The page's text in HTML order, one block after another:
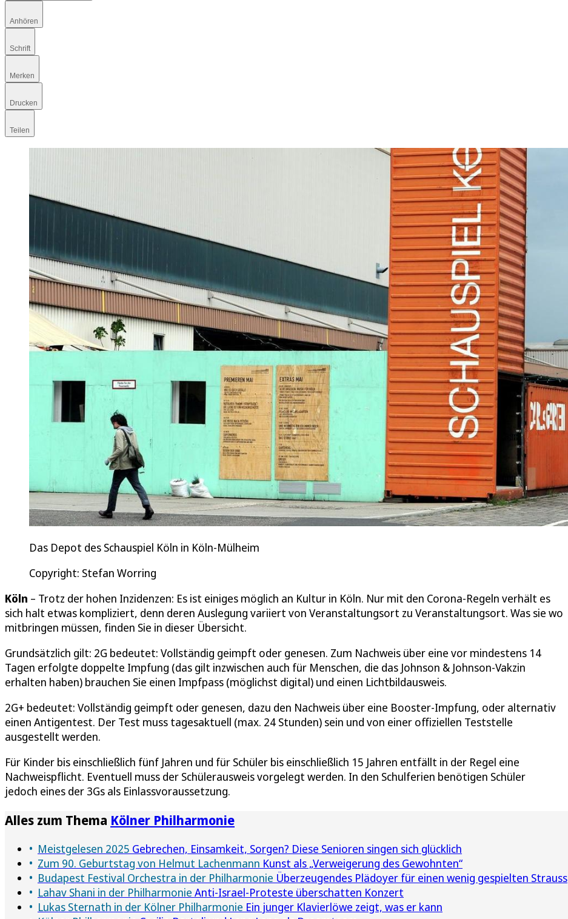
Anhören
Schrift
Merken
Drucken
Teilen
Das Depot des Schauspiel Köln in Köln-Mülheim
Copyright: Stefan Worring
Köln – Trotz der hohen Inzidenzen: Es ist einiges möglich an Kultur in Köln. Nur mit den Corona-Regeln verhält es
sich halt etwas kompliziert, denn deren Auslegung variiert von Veranstaltungsort zu Veranstaltungsort. Was sie wo
mitbringen müssen, finden Sie in dieser Übersicht.
Grundsätzlich gilt: 2G bedeutet: Vollständig geimpft oder genesen. Zum Nachweis über eine vor mindestens 14
Tagen erfolgte doppelte Impfung (das gilt inzwischen auch für Menschen, die das Johnson & Johnson-Vakzin
erhalten haben) brauchen Sie einen Impfpass (möglichst digital) und einen Lichtbildausweis.
2G+ bedeutet: Vollständig geimpft oder genesen, dazu den Nachweis über eine Booster-Impfung, oder alternativ
einen Antigentest. Der Test muss tagesaktuell (max. 24 Stunden) sein und von einer offiziellen Teststelle
ausgestellt werden.
Für Kinder bis einschließlich fünf Jahren und für Schüler bis einschließlich 15 Jahren entfällt in der Regel eine
Nachweispflicht. Eventuell muss der Schülerausweis vorgelegt werden. In den Schulferien benötigen Schüler
jedoch eines der 3Gs als Einlassvoraussetzung.
Alles zum Thema Kölner Philharmonie
Meistgelesen 2025 Gebrechen, Einsamkeit, Sorgen? Diese Senioren singen sich glücklich
Zum 90. Geburtstag von Helmut Lachenmann Kunst als „Verweigerung des Gewohnten“
Budapest Festival Orchestra in der Philharmonie Überzeugendes Plädoyer für einen wenig gespielten Strauss
Lahav Shani in der Philharmonie Anti-Israel-Proteste überschatten Konzert
Lukas Sternath in der Kölner Philharmonie Ein junger Klavierlöwe zeigt, was er kann